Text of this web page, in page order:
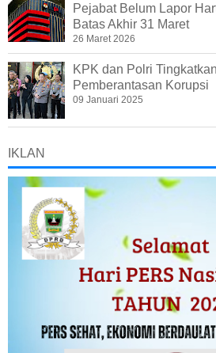
Pejabat Belum Lapor
Batas Akhir 31 Maret
26 Maret 2026
KPK dan Polri
Pemberantasan Korupsi
09 Januari 2025
IKLAN